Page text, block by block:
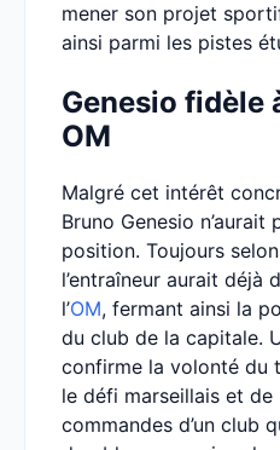
mener son projet
ainsi parmi les pistes
Genesio fidèle
OM
Malgré cet intérêt
Bruno Genesio n’aurait
position. Toujours
l’entraîneur aurait déjà
l’OM, fermant ainsi la
du club de la capitale.
confirme la volonté du
le défi marseillais et de
commandes d’un club